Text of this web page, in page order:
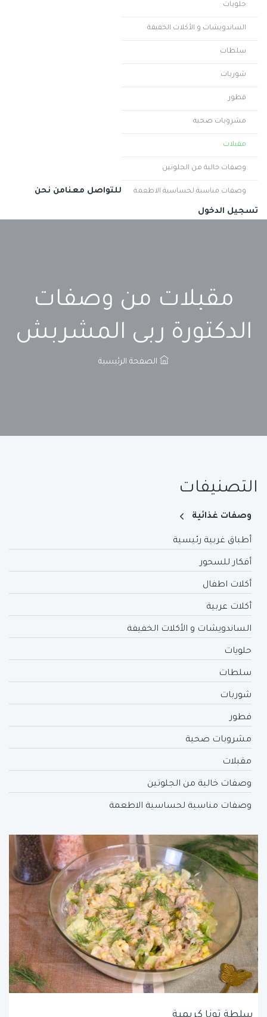
حلويات
الساندويشات و الأكلات الخفيفة
سلطات
شوربات
فطور
مشروبات صحية
مقبلات
وصفات خالية من الجلوتين
وصفات مناسبة لحساسية الاطعمة للتواصل معنامن نحن
تسجيل الدخول
مقبلات من وصفات
الدكتورة ربى المشربش
الصفحة الرئيسية
التصنيفات
وصفات غذائية
أطباق غربية رئيسية
أفكار للسحور
أكلات اطفال
أكلات عربية
الساندويشات و الأكلات الخفيفة
حلويات
سلطات
شوربات
فطور
مشروبات صحية
مقبلات
وصفات خالية من الجلوتين
وصفات مناسبة لحساسية الاطعمة